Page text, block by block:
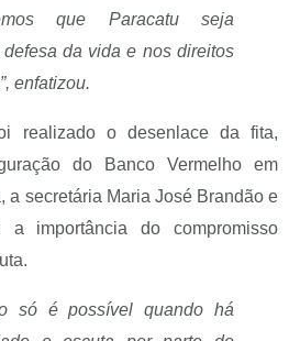
que Paracatu seja
da vida e nos direitos
enfatizou.
realizado o desenlace da fita,
do Banco Vermelho em
a secretária Maria José Brandão e
a importância do compromisso
só é possível quando há